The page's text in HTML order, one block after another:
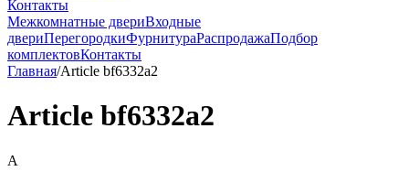
Контакты
Межкомнатные двериВходные
двериПерегородкиФурнитураРаспродажаПодбор
комплектовКонтакты
Главная/Article bf6332a2
Article bf6332a2
A